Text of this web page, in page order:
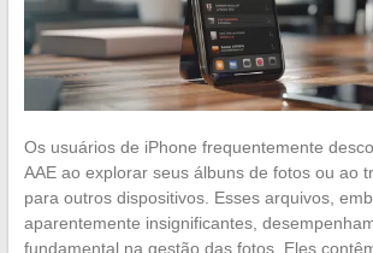
Os usuários de iPhone frequentemente
AAE ao explorar seus álbuns de fotos ou ao
para outros dispositivos. Esses arquivos,
aparentemente insignificantes,
fundamental na gestão das fotos. Eles